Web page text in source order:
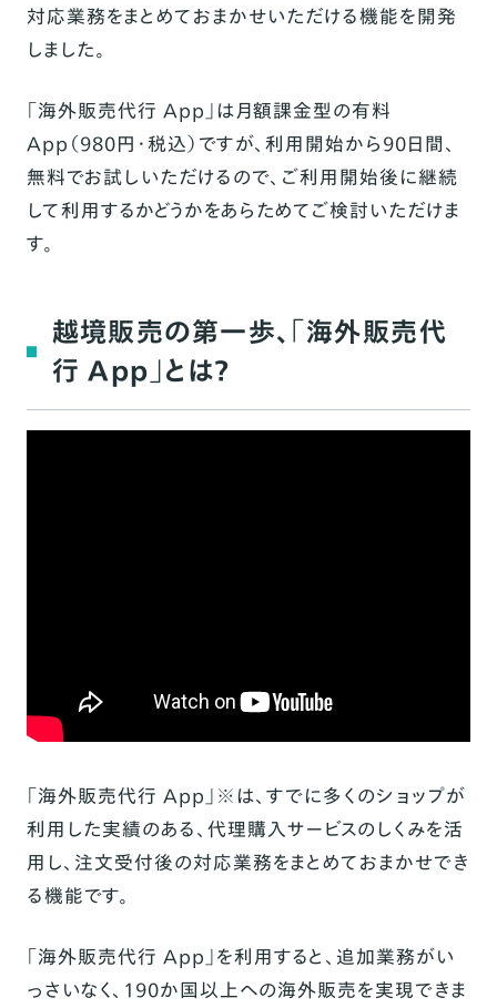
対応業務をまとめておまかせいただける機能を開発
しました。
「海外販売代行 App」は月額課金型の有料
App（980円・税込）ですが、利用開始から90日間、
無料でお試しいただけるので、ご利用開始後に継続
して利用するかどうかをあらためてご検討いただけま
す。
越境販売の第一歩、「海外販売代
行 App」とは？
「海外販売代行 App」※は、すでに多くのショップが
利用した実績のある、代理購入サービスのしくみを活
用し、注文受付後の対応業務をまとめておまかせでき
る機能です。
「海外販売代行 App」を利用すると、追加業務がい
っさいなく、190か国以上への海外販売を実現できま